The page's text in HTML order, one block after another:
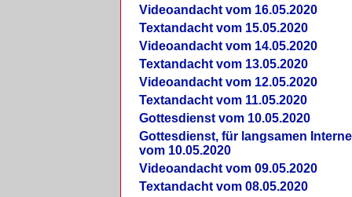
Videoandacht vom 16.05.2020
Textandacht vom 15.05.2020
Videoandacht vom 14.05.2020
Textandacht vom 13.05.2020
Videoandacht vom 12.05.2020
Textandacht vom 11.05.2020
Gottesdienst vom 10.05.2020
Gottesdienst, für langsamen
vom 10.05.2020
Videoandacht vom 09.05.2020
Textandacht vom 08.05.2020